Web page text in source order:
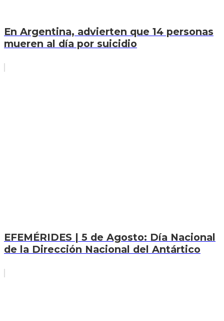
En Argentina, advierten que 14 personas
mueren al día por suicidio
EFEMÉRIDES | 5 de Agosto: Día Nacional
de la Dirección Nacional del Antártico